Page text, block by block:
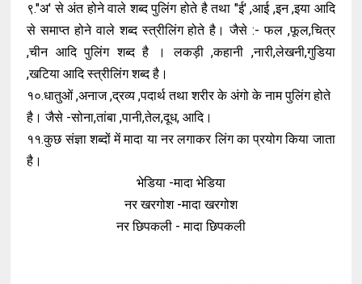
९."अ' से अंत होने वाले शब्द पुलिंग होते है तथा "ई' ,आई ,इन ,इया आदि
से समाप्त होने वाले शब्द स्त्रीलिंग होते है। जैसे :- फल ,फूल,चित्र
,चीन आदि पुलिंग शब्द है । लकड़ी ,कहानी ,नारी,लेखनी,गुडिया
,खटिया आदि स्त्रीलिंग शब्द है।
१०.धातुओं ,अनाज ,द्रव्य ,पदार्थ तथा शरीर के अंगो के नाम पुलिंग होते
है। जैसे -सोना,तांबा ,पानी,तेल,दूध, आदि।
११.कुछ संज्ञा शब्दों में मादा या नर लगाकर लिंग का प्रयोग किया जाता
है।
भेडिया -मादा भेडिया
नर खरगोश -मादा खरगोश
नर छिपकली - मादा छिपकली